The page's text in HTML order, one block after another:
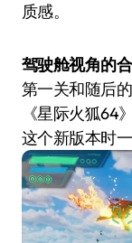
质感。
驾驶舱视角的
第一关和随后
《星际火狐
这个新版本时